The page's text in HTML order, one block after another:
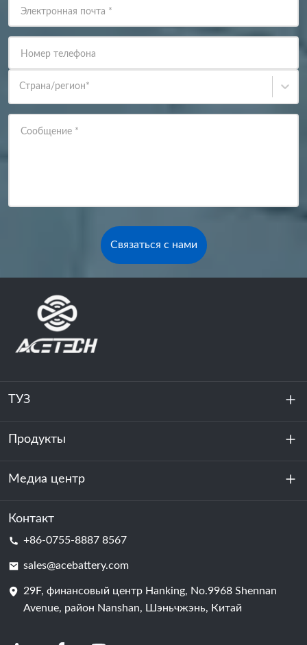
Электронная почта *
Номер телефона
Страна/регион*
Сообщение *
Связаться с нами
ТУЗ
О нас
устойчивость
Продукты
Хранение энергии
Центр обработки данных и серверная комната
Батарейная ячейка
Медиа центр
Новости
Контакт
+86-0755-8887 8567
sales@acebattery.com
29F, финансовый центр Hanking, No.9968 Shennan
Avenue, район Nanshan, Шэньчжэнь, Китай